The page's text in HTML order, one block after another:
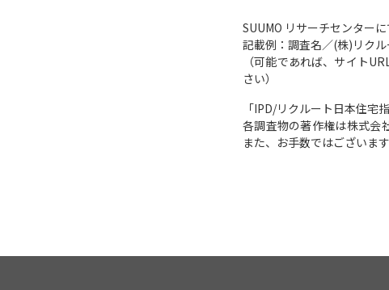
SUUMO リサーチセンター
記載例：調査名／(株)リク
（可能であれば、サイト
さい）
「IPD/リクルート日本住宅
各調査物の著作権は株式会
また、お手数ではございま